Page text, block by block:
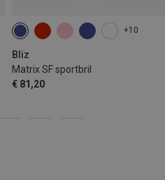
+10
Bliz
Matrix SF sportbril
€ 81,20